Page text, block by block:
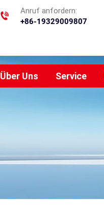
Anruf anfordern:
+86-19329009807
Über Uns Service